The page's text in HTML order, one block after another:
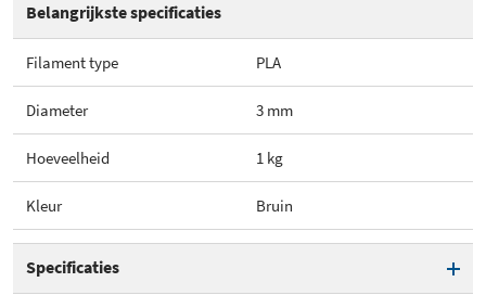
Belangrijkste specificaties
Filament type PLA
Diameter 3 mm
Hoeveelheid 1 kg
Kleur Bruin
Specificaties